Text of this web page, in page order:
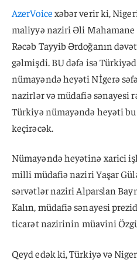
AzerVoicexəbər verir ki,
maliyyə naziri Əli
Rəcəb Tayyib Ərdoğanın
gəlmişdi. BU dəfə isə
nümayəndə heyəti Nİgerə
nazirlər və müdafiə sənayesi
Türkiyə nümayəndə heyəti
keçirəcək.
Nümayəndə heyətinə xarici
milli müdafiə naziri Yaşar
sərvətlər naziri Alparslan
Kalın, müdafiə sənayesi
ticarət nazirinin müavini
Qeyd edək ki, Türkiyə və